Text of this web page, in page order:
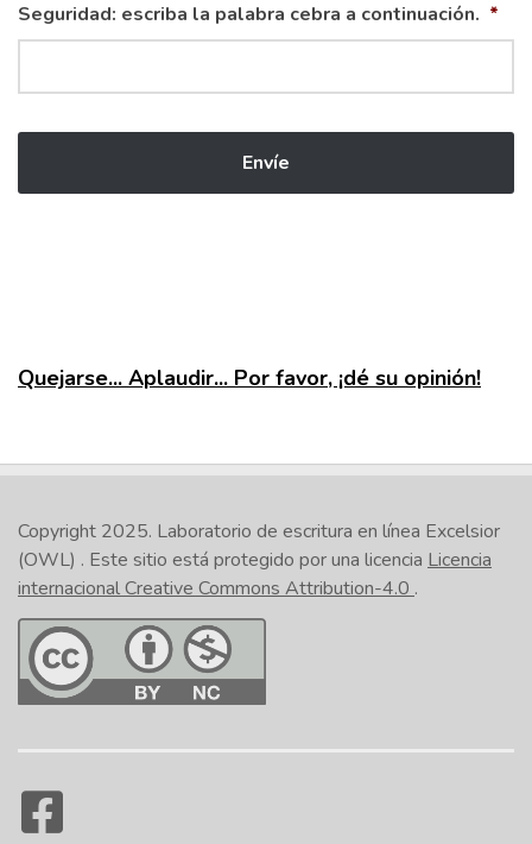
Seguridad: escriba la palabra cebra a continuación. *
Quejarse... Aplaudir... Por favor, ¡dé su opinión!
Copyright 2025. Laboratorio de escritura en línea Excelsior
(OWL) . Este sitio está protegido por una licencia Licencia
internacional Creative Commons Attribution-4.0 .